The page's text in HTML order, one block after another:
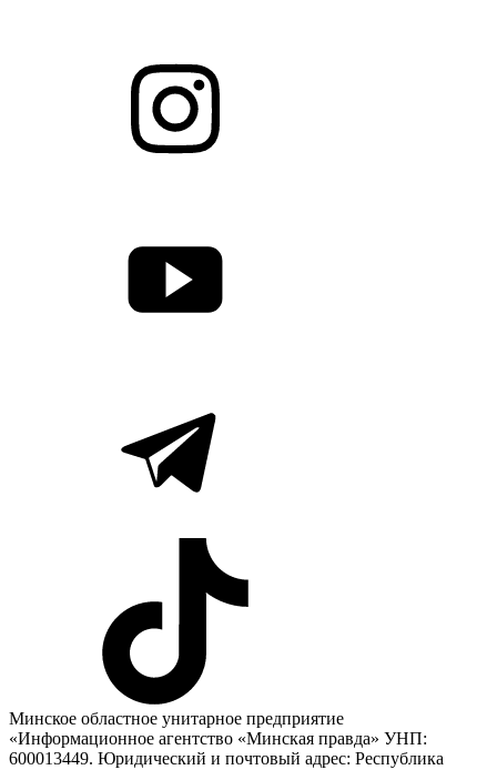
Минское областное унитарное предприятие
«Информационное агентство «Минская правда» УНП:
600013449. Юридический и почтовый адрес: Республика